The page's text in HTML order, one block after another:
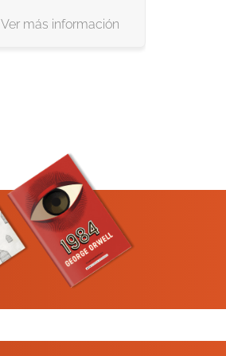
Ver más información